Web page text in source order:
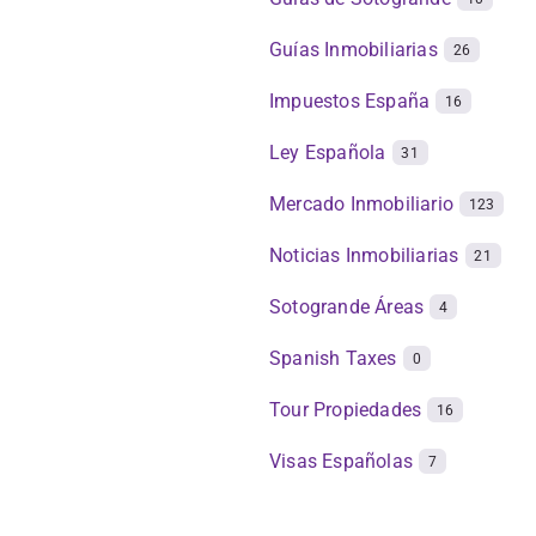
Guías Inmobiliarias 26
Impuestos España 16
Ley Española 31
Mercado Inmobiliario 123
Noticias Inmobiliarias 21
Sotogrande Áreas 4
Spanish Taxes 0
Tour Propiedades 16
Visas Españolas 7